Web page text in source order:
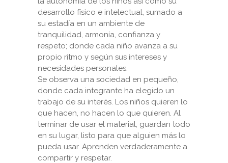
desarrollo físico e intelectual, sumado a
su estadía en un ambiente de
tranquilidad, armonía, confianza y
respeto; donde cada niño avanza a su
propio ritmo y según sus intereses y
necesidades personales.
Se observa una sociedad en pequeño,
donde cada integrante ha elegido un
trabajo de su interés. Los niños quieren lo
que hacen, no hacen lo que quieren. Al
terminar de usar el material, guardan todo
en su lugar, listo para que alguien más lo
pueda usar. Aprenden verdaderamente a
compartir y respetar.